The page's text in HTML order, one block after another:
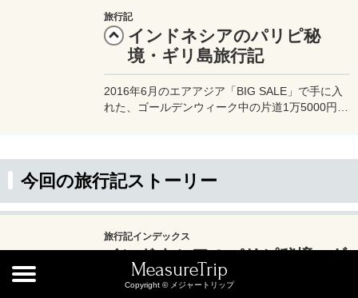
旅行記
インドネシアのパリピ秘
境・ギリ島旅行記
2016年6月のエアアジア「BIG SALE」で手に入
れた、ゴールデンウィーク中の片道1万5000円の
今回の旅行記ストーリー
旅行記インデックス
インドネシアのパリピ秘境・ギ
リ島旅行記
MeasureTrip
Copyright © メジャートリップ